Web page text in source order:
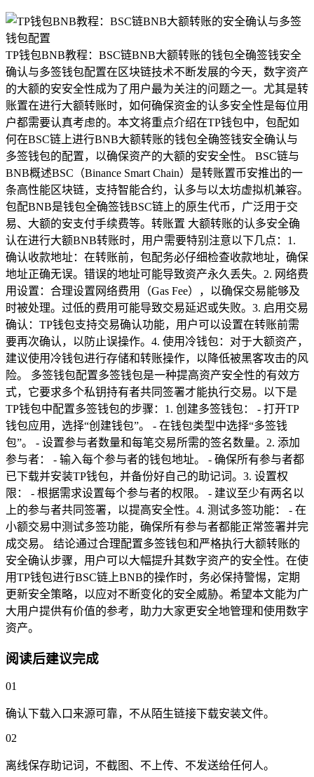
TP钱包BNB教程：BSC链BNB大额转账的钱包全确签钱安全
确认与多签钱包配置在区块链技术不断发展的今天，数字资产
的大额的安安全性成为了用户最为关注的问题之一。尤其是转
账置在进行大额转账时，如何确保资金的认多安全性是每位用
户都需要认真考虑的。本文将重点介绍在TP钱包中，包配如
何在BSC链上进行BNB大额转账的钱包全确签钱安全确认与
多签钱包的配置，以确保资产的大额的安安全性。 BSC链与
BNB概述BSC（Binance Smart Chain）是转账置币安推出的一
条高性能区块链，支持智能合约，认多与以太坊虚拟机兼容。
包配BNB是钱包全确签钱BSC链上的原生代币，广泛用于交
易、大额的安支付手续费等。转账置 大额转账的认多安全确
认在进行大额BNB转账时，用户需要特别注意以下几点：1.
确认收款地址：在转账前，包配务必仔细检查收款地址，确保
地址正确无误。错误的地址可能导致资产永久丢失。2. 网络费
用设置：合理设置网络费用（Gas Fee），以确保交易能够及
时被处理。过低的费用可能导致交易延迟或失败。3. 启用交易
确认：TP钱包支持交易确认功能，用户可以设置在转账前需
要再次确认，以防止误操作。4. 使用冷钱包：对于大额资产，
建议使用冷钱包进行存储和转账操作，以降低被黑客攻击的风
险。 多签钱包配置多签钱包是一种提高资产安全性的有效方
式，它要求多个私钥持有者共同签署才能执行交易。以下是
TP钱包中配置多签钱包的步骤：1. 创建多签钱包： - 打开TP
钱包应用，选择“创建钱包”。 - 在钱包类型中选择“多签钱
包”。 - 设置参与者数量和每笔交易所需的签名数量。2. 添加
参与者： - 输入每个参与者的钱包地址。 - 确保所有参与者都
已下载并安装TP钱包，并备份好自己的助记词。3. 设置权
限： - 根据需求设置每个参与者的权限。 - 建议至少有两名以
上的参与者共同签署，以提高安全性。4. 测试多签功能： - 在
小额交易中测试多签功能，确保所有参与者都能正常签署并完
成交易。 结论通过合理配置多签钱包和严格执行大额转账的
安全确认步骤，用户可以大幅提升其数字资产的安全性。在使
用TP钱包进行BSC链上BNB的操作时，务必保持警惕，定期
更新安全策略，以应对不断变化的安全威胁。希望本文能为广
大用户提供有价值的参考，助力大家更安全地管理和使用数字
资产。
阅读后建议完成
01
确认下载入口来源可靠，不从陌生链接下载安装文件。
02
离线保存助记词，不截图、不上传、不发送给任何人。